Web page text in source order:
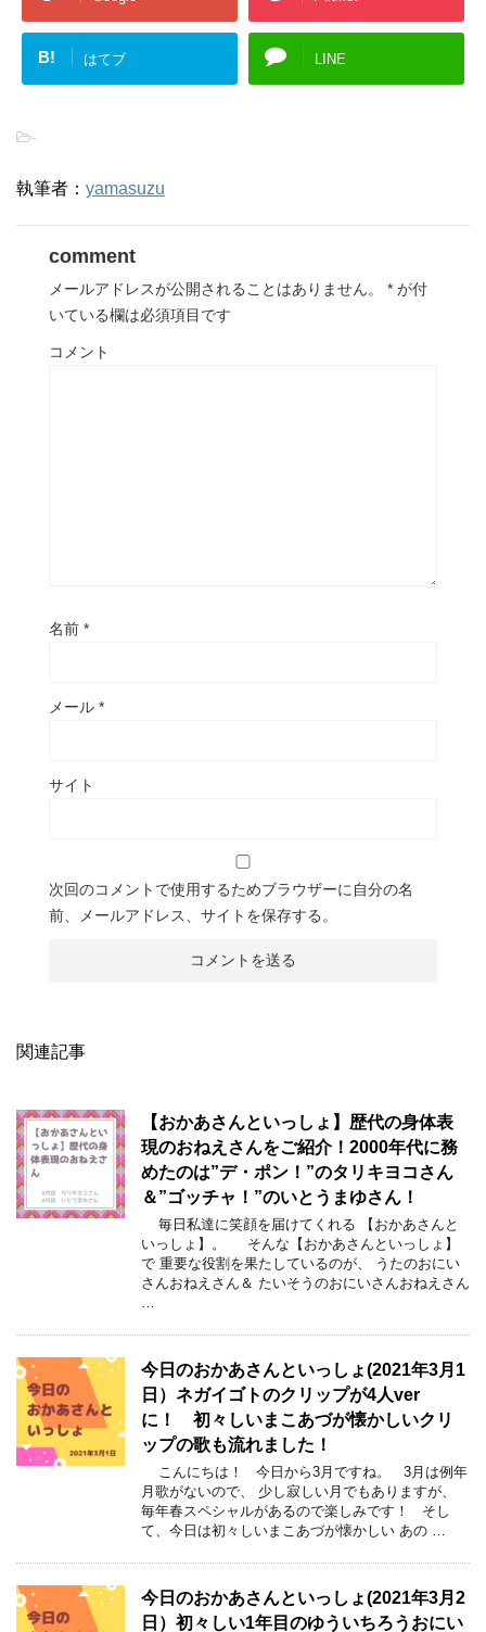
B! はてブ LINE
-
執筆者： yamasuzu
comment
メールアドレスが公開されることはありません。 * が付
いている欄は必須項目です
コメント
名前 *
メール *
サイト
次回のコメントで使用するためブラウザーに自分の名
前、メールアドレス、サイトを保存する。
関連記事
【おかあさんといっしょ】歴代の身体表
現のおねえさんをご紹介！2000年代に務
めたのは”デ・ポン！”のタリキヨコさん
＆”ゴッチャ！”のいとうまゆさん！
毎日私達に笑顔を届けてくれる 【おかあさんと
いっしょ】。 そんな【おかあさんといっしょ】
で 重要な役割を果たしているのが、 うたのおにい
さんおねえさん＆ たいそうのおにいさんおねえさん
…
今日のおかあさんといっしょ(2021年3月1
日）ネガイゴトのクリップが4人ver
に！ 初々しいまこあづが懐かしいクリ
ップの歌も流れました！
こんにちは！ 今日から3月ですね。 3月は例年
月歌がないので、 少し寂しい月でもありますが、
毎年春スペシャルがあるので楽しみです！ そし
て、今日は初々しいまこあづが懐かしい あの …
今日のおかあさんといっしょ(2021年3月2
日）初々しい1年目のゆういちろうおにい